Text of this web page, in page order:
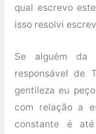
qual escrevo
isso resolvi
Se alguém da
responsável de
gentileza eu
com relação a
constante é